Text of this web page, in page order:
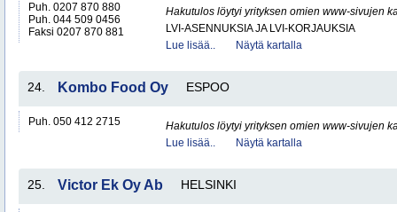
Puh. 0207 870 880
Puh. 044 509 0456
Faksi 0207 870 881
Hakutulos löytyi yrityksen omien www-sivujen
LVI-ASENNUKSIA JA LVI-KORJAUKSIA
Lue lisää..
Näytä kartalla
24. Kombo Food Oy ESPOO
Puh. 050 412 2715
Hakutulos löytyi yrityksen omien www-sivujen
Lue lisää..
Näytä kartalla
25. Victor Ek Oy Ab HELSINKI